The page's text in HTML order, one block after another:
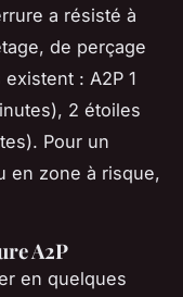
a résisté à
de perçage
: A2P 1
2 étoiles
Pour un
en zone à risque,
A2P
en quelques